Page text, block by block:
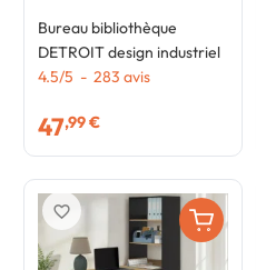
Bureau bibliothèque
DETROIT design industriel
4.5/5 - 283 avis
47,99 €
favorite_border